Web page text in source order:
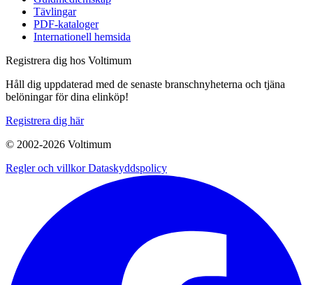
Tävlingar
PDF-kataloger
Internationell hemsida
Registrera dig hos Voltimum
Håll dig uppdaterad med de senaste branschnyheterna och tjäna
belöningar för dina elinköp!
Registrera dig här
© 2002-2026 Voltimum
Regler och villkorDataskyddspolicy